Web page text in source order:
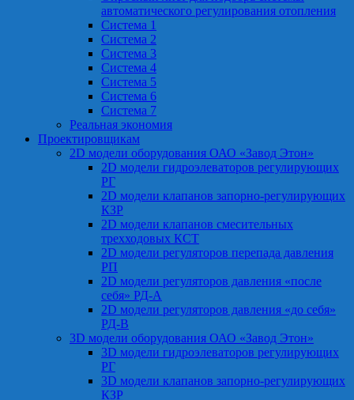
автоматического регулирования отопления
Система 1
Система 2
Система 3
Система 4
Система 5
Система 6
Система 7
Реальная экономия
Проектировщикам
2D модели оборудования ОАО «Завод Этон»
2D модели гидроэлеваторов регулирующих
РГ
2D модели клапанов запорно-регулирующих
КЗР
2D модели клапанов смесительных
трехходовых КСТ
2D модели регуляторов перепада давления
РП
2D модели регуляторов давления «после
себя» РД-А
2D модели регуляторов давления «до себя»
РД-В
3D модели оборудования ОАО «Завод Этон»
3D модели гидроэлеваторов регулирующих
РГ
3D модели клапанов запорно-регулирующих
КЗР